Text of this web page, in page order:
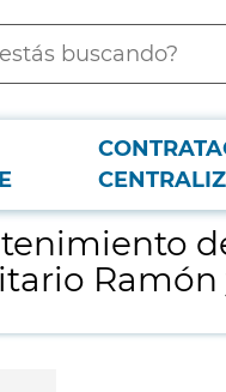
de endoscopia de la
Ramón